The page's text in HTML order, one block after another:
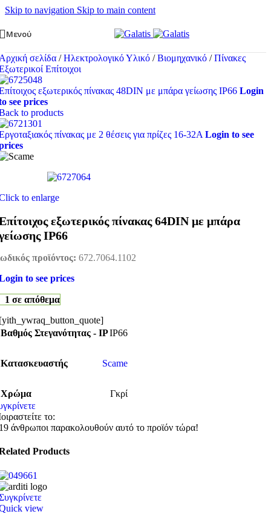
Skip to navigation Skip to main content
Μενού
σελίδα / Ηλεκτρολογικό Υλικό / Βιομηχανικό / Πίνακες
Επίτοιχοι
εξωτερικός πίνακας 48DIN με μπάρα γείωσης IP66 Login
see prices
to products
πίνακας με 2 θέσεις για πρίζες 16-32A Login to see
to enlarge
εξωτερικός πίνακας 64DIN με μπάρα
IP66
προϊόντος: 672.7064.1102
to see prices
1 σε απόθεμα
Βαθμός Στεγανότητας - IPIP66
Κατασκευαστής Scame
Χρώμα
Γκρί
το:
άνθρωποι παρακολουθούν αυτό το προϊόν τώρα!
Products
view